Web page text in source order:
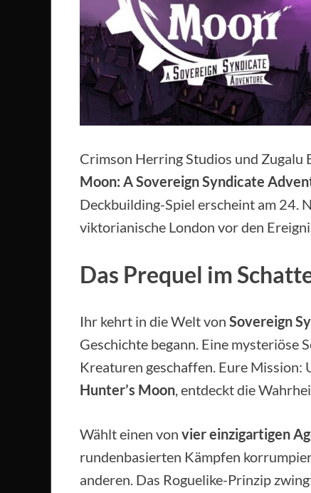
Crimson Herring Studios und
Moon: A Sovereign Syndicate
Deckbuilding-Spiel erscheint am 24.
viktorianische London vor den
Das Prequel im
Ihr kehrt in die Welt von Sovereign
Geschichte begann. Eine mysteriöse
Kreaturen geschaffen. Eure Mission:
Hunter’s Moon, entdeckt die
Wählt einen von vier einzigartigen
rundenbasierten Kämpfen
anderen. Das Roguelike-Prinzip